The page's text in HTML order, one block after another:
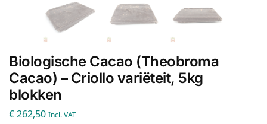
Biologische Cacao (Theobroma
Cacao) – Criollo variëteit, 5kg
blokken
€262,50 Incl. VAT